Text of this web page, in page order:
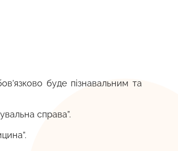
буде пізнавальним та
справа”.